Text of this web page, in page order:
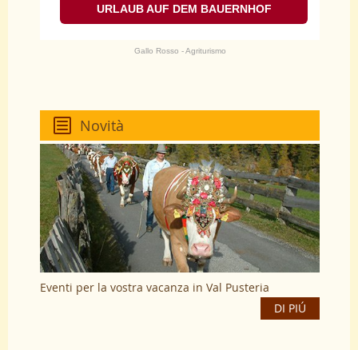
URLAUB AUF DEM BAUERNHOF
Gallo Rosso - Agriturismo
Novità
Eventi per la vostra vacanza in Val Pusteria
DI PIÚ